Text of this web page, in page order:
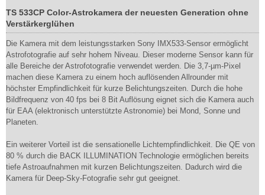
TS 533CP Color-Astrokamera der neuesten Generation ohne
Verstärkerglühen
Die Kamera mit dem leistungsstarken Sony IMX533-Sensor ermöglicht
Astrofotografie auf sehr hohem Niveau. Dieser moderne Sensor kann für
alle Bereiche der Astrofotografie verwendet werden. Die 3,7-µm-Pixel
machen diese Kamera zu einem hoch auflösenden Allrounder mit
höchster Empfindlichkeit für kurze Belichtungszeiten. Durch die hohe
Bildfrequenz von 40 fps bei 8 Bit Auflösung eignet sich die Kamera auch
für EAA (elektronisch unterstützte Astronomie) bei Mond, Sonne und
Planeten.
Ein weiterer Vorteil ist die sensationelle Lichtempfindlichkeit. Die QE von
80 % durch die BACK ILLUMINATION Technologie ermöglichen bereits
tiefe Astroaufnahmen mit kurzen Belichtungszeiten. Dadurch wird die
Kamera für Deep-Sky-Fotografie sehr gut geeignet.